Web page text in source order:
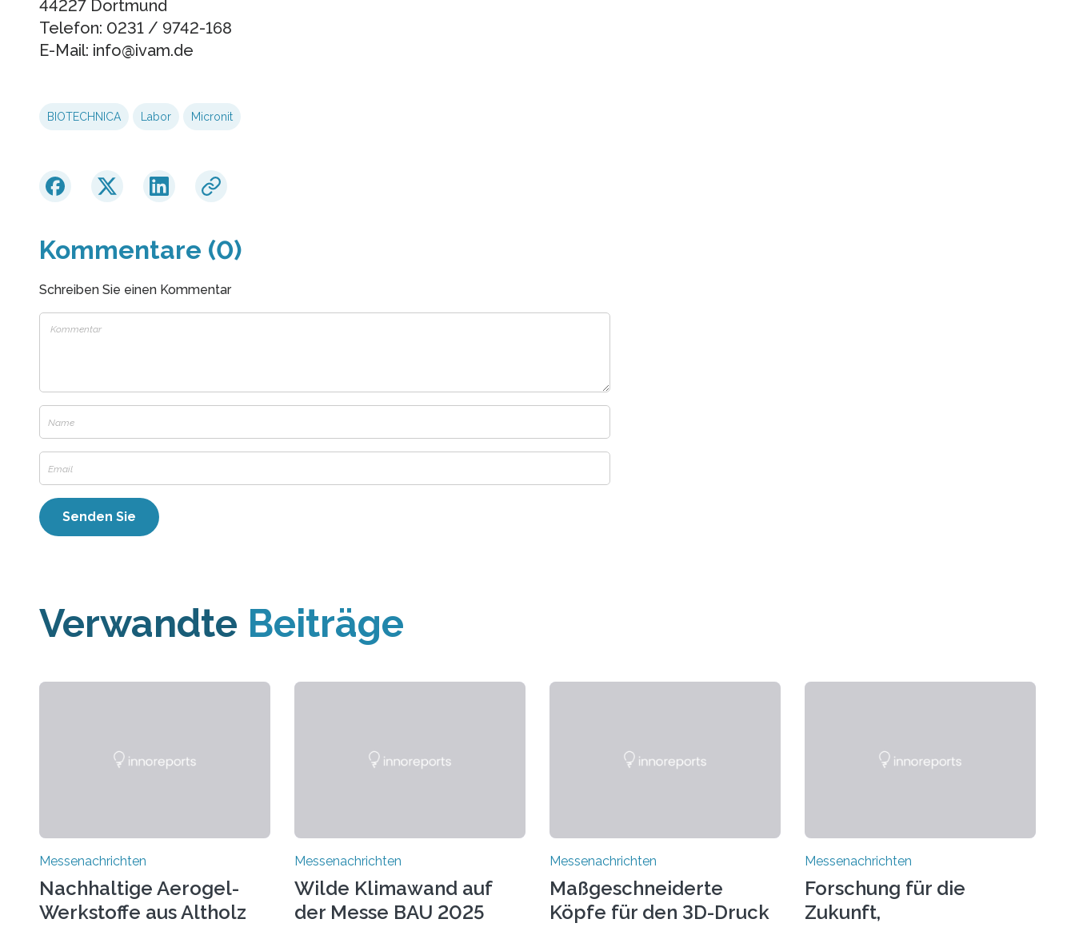
44227 Dortmund
Telefon: 0231 / 9742-168
E-Mail: info@ivam.de
BIOTECHNICA Labor Micronit
Kommentare (0)
Schreiben Sie einen Kommentar
Verwandte Beiträge
Messenachrichten
Nachhaltige Aerogel-
Werkstoffe aus Altholz
Messenachrichten
Wilde Klimawand auf
der Messe BAU 2025
Messenachrichten
Maßgeschneiderte
Köpfe für den 3D-Druck
Messenachrichten
Forschung für die
Zukunft,